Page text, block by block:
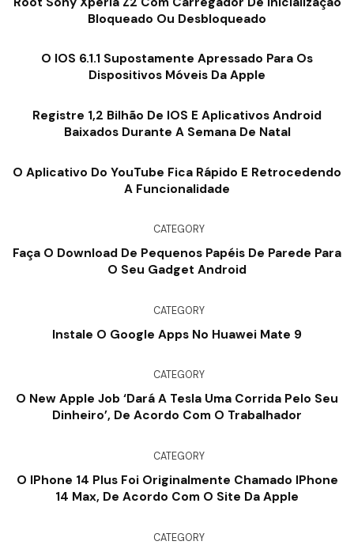
Bloqueado Ou Desbloqueado
O IOS 6.1.1 Supostamente Apressado Para Os
Dispositivos Móveis Da Apple
Registre 1,2 Bilhão De IOS E Aplicativos Android
Baixados Durante A Semana De Natal
O Aplicativo Do YouTube Fica Rápido E Retrocedendo
A Funcionalidade
CATEGORY
Faça O Download De Pequenos Papéis De Parede Para
O Seu Gadget Android
CATEGORY
Instale O Google Apps No Huawei Mate 9
CATEGORY
O New Apple Job ‘dará A Tesla Uma Corrida Pelo Seu
Dinheiro’, De Acordo Com O Trabalhador
CATEGORY
O IPhone 14 Plus Foi Originalmente Chamado IPhone
14 Max, De Acordo Com O Site Da Apple
CATEGORY